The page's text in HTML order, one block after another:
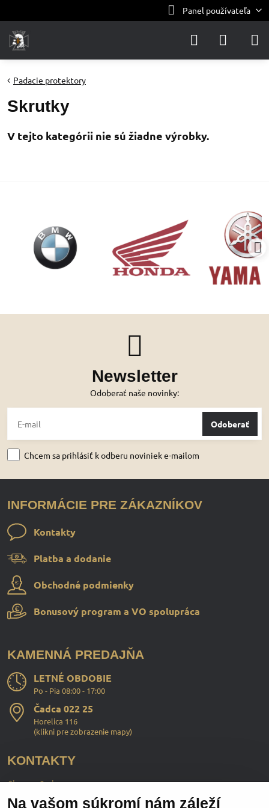
Panel používateľa
Padacie protektory
Skrutky
Newsletter
Odoberať naše novinky:
Odoberať
Chcem sa prihlásiť k odberu noviniek e-mailom
INFORMÁCIE PRE ZÁKAZNÍKOV
Kontakty
Platba a dodanie
Obchodné podmienky
Bonusový program a VO spolupráca
KAMENNÁ PREDAJŇA
LETNÉ OBDOBIE
Po - Pia 08:00 - 17:00
Čadca 022 25
Horelica 116
(klikni pre zobrazenie mapy)
KONTAKTY
ChopperStyle s.r.o.
Ing. Martin Murčo
Na vašom súkromí nám záleží